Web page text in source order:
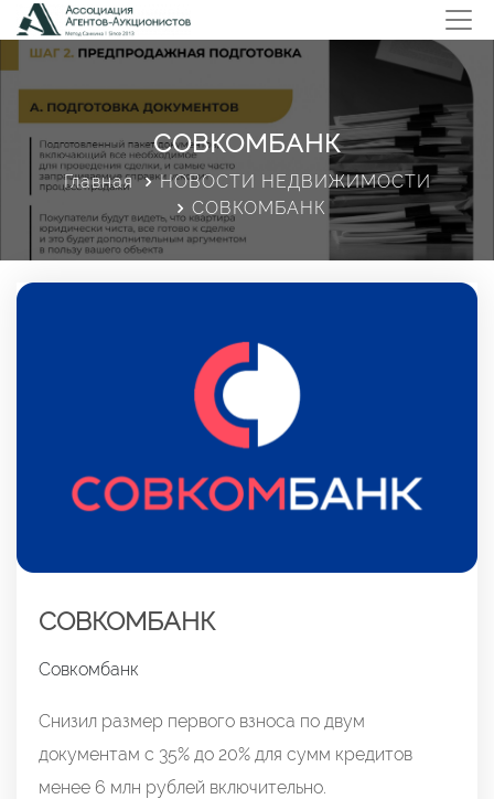
СОВКОМБАНК
Главная
НОВОСТИ НЕДВИЖИМОСТИ
СОВКОМБАНК
СОВКОМБАНК
Совкомбанк
Снизил размер первого взноса по двум
документам с 35% до 20% для сумм кредитов
менее 6 млн рублей включительно.